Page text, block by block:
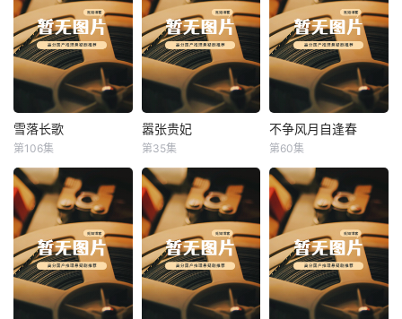
雪落长歌
雪落长歌
第106集
嚣张贵妃
嚣张贵妃
第35集
不争风月自逢春
不争风月自逢春
第60集